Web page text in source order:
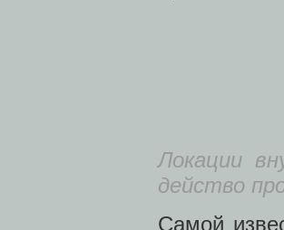
Локации
действо
Самой